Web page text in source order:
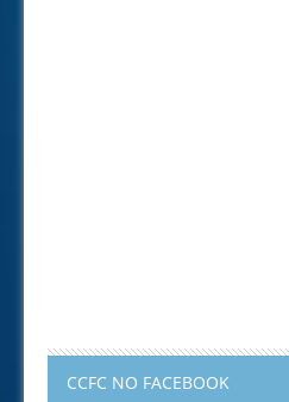
CCFC NO FACEBOOK